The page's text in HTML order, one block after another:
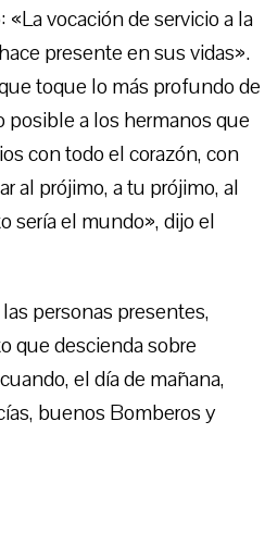
vocación de servicio a la
presente en sus vidas».
toque lo más profundo de
posible a los hermanos que
con todo el corazón, con
al prójimo, a tu prójimo, al
sería el mundo», dijo el
personas presentes,
que descienda sobre
el día de mañana,
buenos Bomberos y